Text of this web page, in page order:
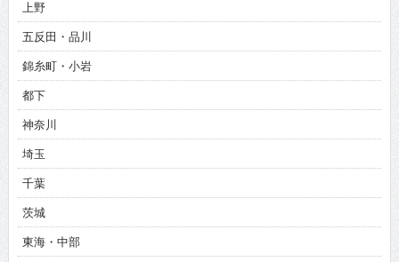
上野
五反田・品川
錦糸町・小岩
都下
神奈川
埼玉
千葉
茨城
東海・中部